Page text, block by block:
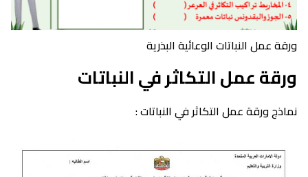
ورقة عمل النباتات الوعائية البذرية
ورقة عمل التكاثر في النباتات
نماذج ورقة عمل التكاثر في النباتات :